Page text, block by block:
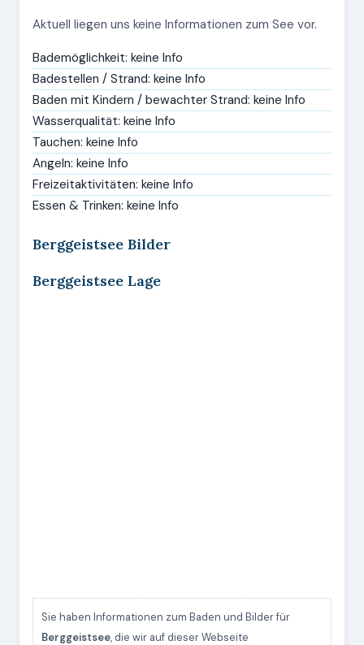
Aktuell liegen uns keine Informationen zum See vor.
Bademöglichkeit: keine Info
Badestellen / Strand: keine Info
Baden mit Kindern / bewachter Strand: keine Info
Wasserqualität: keine Info
Tauchen: keine Info
Angeln: keine Info
Freizeitaktivitäten: keine Info
Essen & Trinken: keine Info
Berggeistsee Bilder
Berggeistsee Lage
Sie haben Informationen zum Baden und Bilder für
Berggeistsee, die wir auf dieser Webseite